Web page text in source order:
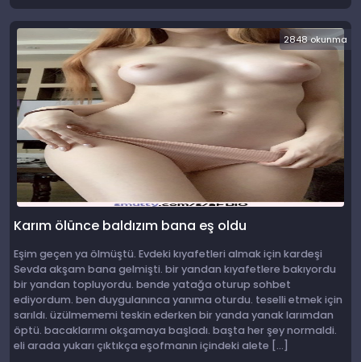
2848 okunma
Karım ölünce baldızım bana eş oldu
Eşim geçen ya ölmüştü. Evdeki kıyafetleri almak için kardeşi
Sevda akşam bana gelmişti. bir yandan kıyafetlere bakıyordu
bir yandan topluyordu. bende yatağa oturup sohbet
ediyordum. ben duygulanınca yanıma oturdu. teselli etmek için
sarıldı. üzülmememi teskin ederken bir yanda yanak larımdan
öptü. bacaklarımı okşamaya başladı. başta her şey normaldi.
eli arada yukarı çıktıkça eşofmanın içindeki alete […]